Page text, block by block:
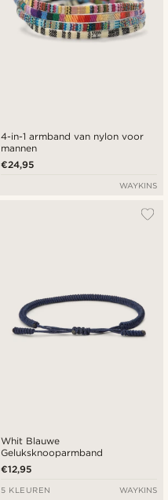
4-in-1 armband van nylon voor
mannen
€24,95
WAYKINS
Whit Blauwe
Geluksknooparmband
€12,95
5 KLEUREN WAYKINS